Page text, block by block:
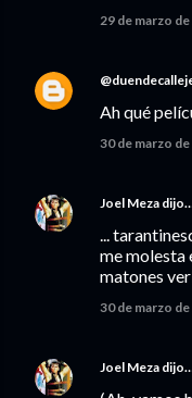
29 de marzo de
Ah qué
30 de marzo de
Joel Meza
...
me molesta
matones
30 de marzo de
Joel Meza